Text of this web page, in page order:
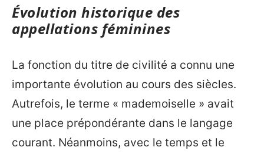
Évolution historique des
appellations féminines
La fonction du titre de civilité a connu une
importante évolution au cours des siècles.
Autrefois, le terme « mademoiselle » avait
une place prépondérante dans le langage
courant. Néanmoins, avec le temps et le